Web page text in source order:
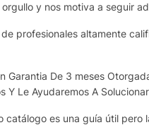
y nos motiva a seguir
profesionales altamente
Garantia De 3 meses
Y Le Ayudaremos A
catálogo es una guía útil